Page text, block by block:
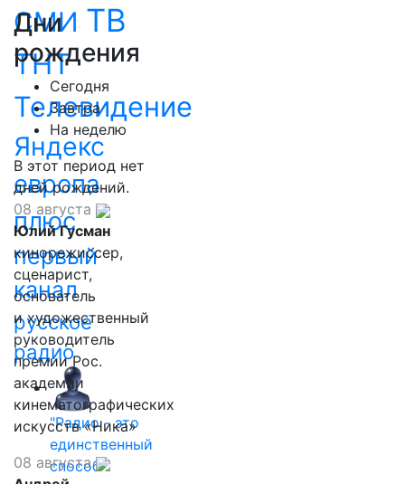
СМИ ТВ
ТНТ
Телевидение
Яндекс
европа
плюс
первый
канал
русское
радио
"Радио - это
единственный
способ
Дни
рождения
Сегодня
Завтра
На неделю
В этот период нет
дней рождений.
08 августа
Юлий Гусман
кинорежиссер,
сценарист,
основатель
и художественный
руководитель
премии Рос.
академии
кинематографических
искусств «Ника»
08 августа